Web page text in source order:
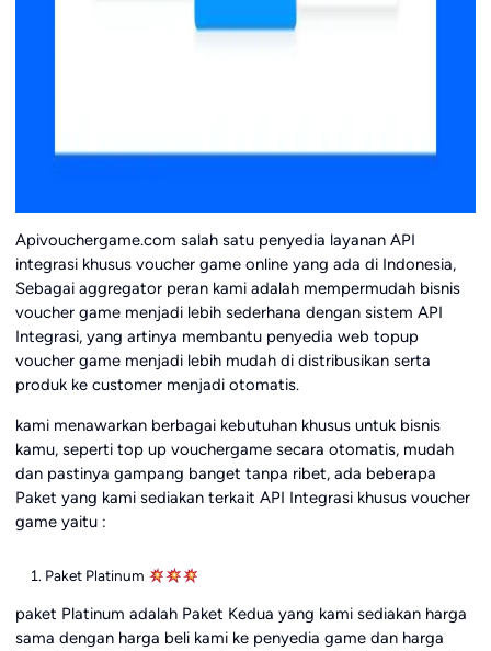
Apivouchergame.com salah satu penyedia layanan API
integrasi khusus voucher game online yang ada di Indonesia,
Sebagai aggregator peran kami adalah mempermudah bisnis
voucher game menjadi lebih sederhana dengan sistem API
Integrasi, yang artinya membantu penyedia web topup
voucher game menjadi lebih mudah di distribusikan serta
produk ke customer menjadi otomatis.
kami menawarkan berbagai kebutuhan khusus untuk bisnis
kamu, seperti top up vouchergame secara otomatis, mudah
dan pastinya gampang banget tanpa ribet, ada beberapa
Paket yang kami sediakan terkait API Integrasi khusus voucher
game yaitu :
Paket Platinum
paket Platinum adalah Paket Kedua yang kami sediakan harga
sama dengan harga beli kami ke penyedia game dan harga